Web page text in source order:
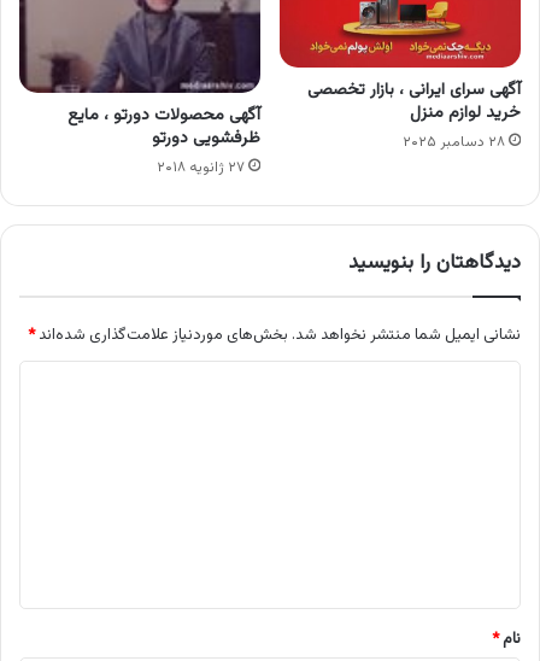
آگهی سرای ایرانی ، بازار تخصصی
خرید لوازم منزل
۲۸ دسامبر ۲۰۲۵
آگهی محصولات دورتو ، مایع
ظرفشویی دورتو
۲۷ ژانویه ۲۰۱۸
دیدگاهتان را بنویسید
نشانی ایمیل شما منتشر نخواهد شد. بخش‌های موردنیاز علامت‌گذاری شده‌اند*
نام*